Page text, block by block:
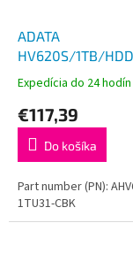
ADATA
HV620S/1TB/
Čierna/3R
Expedícia do 24 hodín
€117,39
Do košíka
Part number (PN):
1TU31-CBK